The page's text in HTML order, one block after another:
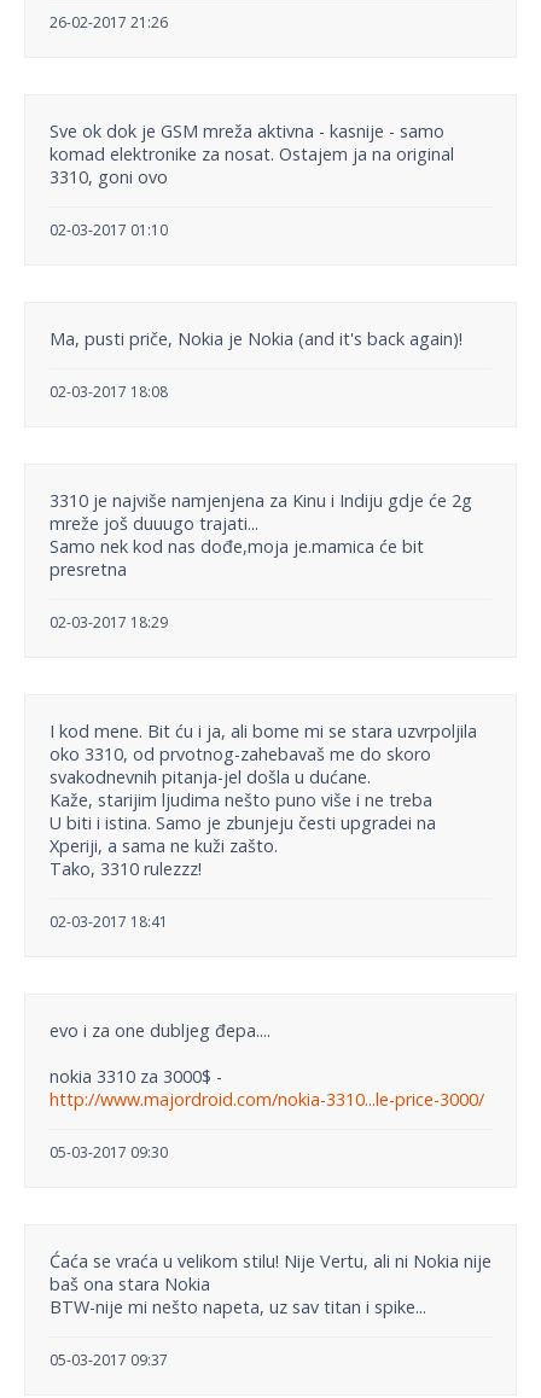
26-02-2017 21:26
Sve ok dok je GSM mreža aktivna - kasnije - samo
komad elektronike za nosat. Ostajem ja na original
3310, goni ovo
02-03-2017 01:10
Ma, pusti priče, Nokia je Nokia (and it's back again)!
02-03-2017 18:08
3310 je najviše namjenjena za Kinu i Indiju gdje će 2g
mreže još duuugo trajati...
Samo nek kod nas dođe,moja je.mamica će bit
presretna
02-03-2017 18:29
I kod mene. Bit ću i ja, ali bome mi se stara uzvrpoljila
oko 3310, od prvotnog-zahebavaš me do skoro
svakodnevnih pitanja-jel došla u dućane.
Kaže, starijim ljudima nešto puno više i ne treba
U biti i istina. Samo je zbunjeju česti upgradei na
Xperiji, a sama ne kuži zašto.
Tako, 3310 rulezzz!
02-03-2017 18:41
evo i za one dubljeg đepa....
nokia 3310 za 3000$ -
http://www.majordroid.com/nokia-3310...le-price-3000/
05-03-2017 09:30
Ćaća se vraća u velikom stilu! Nije Vertu, ali ni Nokia nije
baš ona stara Nokia
BTW-nije mi nešto napeta, uz sav titan i spike...
05-03-2017 09:37